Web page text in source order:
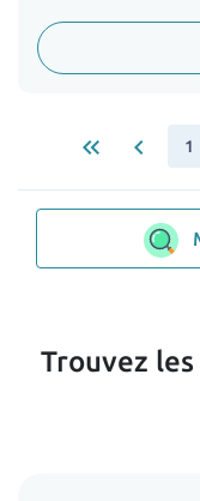
keyboard_double_arrow_left keyboard_arrow_left 1
Trouvez